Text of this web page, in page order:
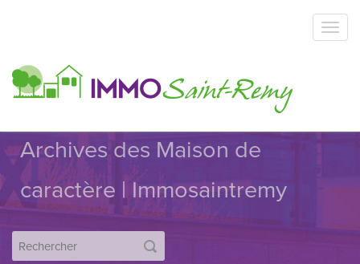
Archives des Maison de
caractère | Immosaintremy